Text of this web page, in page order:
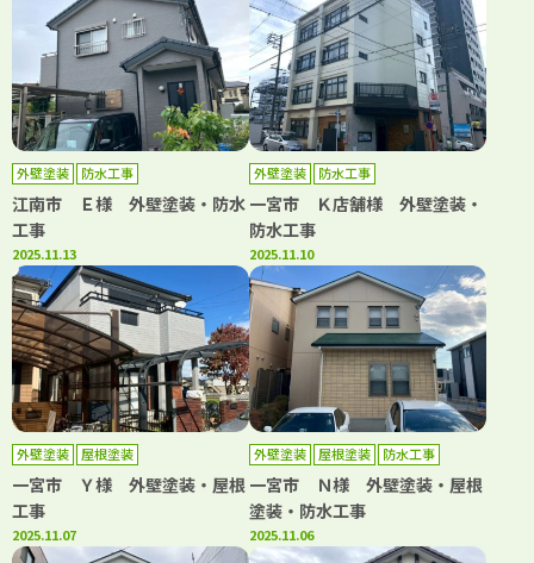
外壁塗装 防水工事
江南市 Ｅ様 外壁塗装・防水
工事
2025.11.13
外壁塗装 防水工事
一宮市 Ｋ店舗様 外壁塗装・
防水工事
2025.11.10
外壁塗装 屋根塗装
一宮市 Ｙ様 外壁塗装・屋根
工事
2025.11.07
外壁塗装 屋根塗装 防水工事
一宮市 Ｎ様 外壁塗装・屋根
塗装・防水工事
2025.11.06